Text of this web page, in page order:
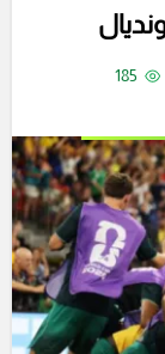
185